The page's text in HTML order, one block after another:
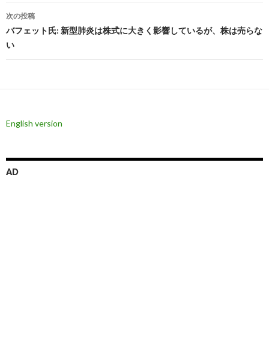
ナ
ビ
ゲ
シ
次の投稿
バフェット氏: 新型肺炎は株式に大きく影響しているが、株は売らな
い
English version
AD